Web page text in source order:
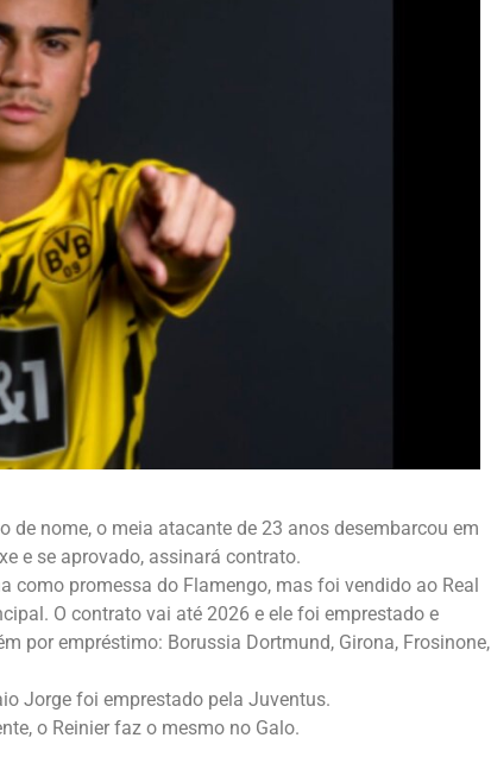
nome, o meia atacante de 23 anos desembarcou em
e se aprovado, assinará contrato.
como promessa do Flamengo, mas foi vendido ao Real
O contrato vai até 2026 e ele foi emprestado e
por empréstimo: Borussia Dortmund, Girona, Frosinone,
Jorge foi emprestado pela Juventus.
o Reinier faz o mesmo no Galo.